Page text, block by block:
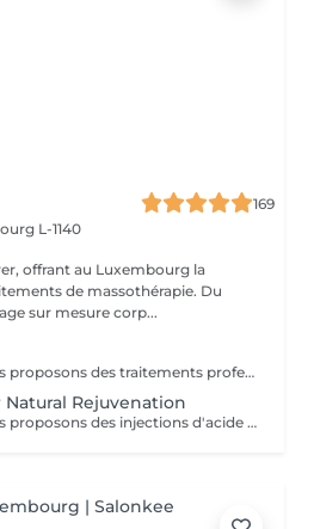
169
L-1140
offrant au Luxembourg la
de massothérapie. Du
sur mesure corp...
Chez Wellness4Ever, nous proposons des traitements professionnels de Botox, exclusivement réalisés par un médecin spécialisé afin de garantir une expertise et une prise en charge optimale. Nos séances de Botox permettent de lisser les rides du front, les pattes d'oie et les rides du lion, offrant un résultat naturel qui sublime votre visage. L'intervention est rapide, nécessite peu de temps de récupération et est effectuée avec précision.
Rejuvenation
Chez Wellness4Ever, nous proposons des injections d'acide hyaluronique (fillers), réalisées exclusivement par un médecin spécialisé afin de restaurer les volumes, lisser les rides et sublimer les contours du visage. Ce traitement non chirurgical permet de rajeunir efficacement les lèvres, les pommettes, les sillons nasogéniens et l'ovale du visage, offrant un résultat naturel et harmonieux. La procédure est rapide, peu invasive et procure une amélioration immédiate et durable.